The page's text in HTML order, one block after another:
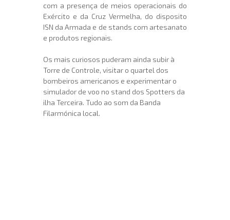
com a presença de meios operacionais do
Exército e da Cruz Vermelha, do disposito
ISN da Armada e de stands com artesanato
e produtos regionais.
Os mais curiosos puderam ainda subir à
Torre de Controle, visitar o quartel dos
bombeiros americanos e experimentar o
simulador de voo no stand dos Spotters da
ilha Terceira. Tudo ao som da Banda
Filarmónica local.